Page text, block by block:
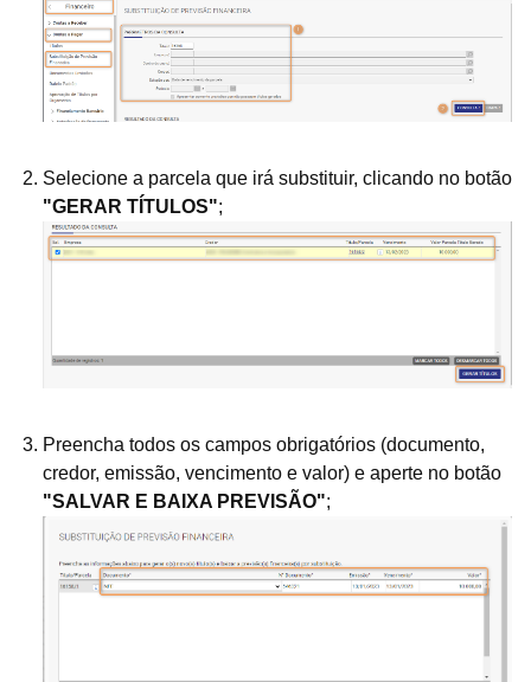
Selecione a parcela que irá substituir, clicando no botão
"GERAR TÍTULOS";
Preencha todos os campos obrigatórios (documento,
credor, emissão, vencimento e valor) e aperte no botão
"SALVAR E BAIXA PREVISÃO";